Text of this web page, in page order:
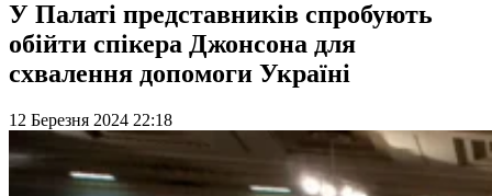
У Палаті представників спробують
обійти спікера Джонсона для
схвалення допомоги Україні
12 Березня 2024 22:18